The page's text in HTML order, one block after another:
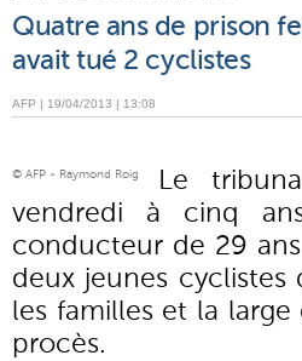
Quatre ans de prison
avait tué 2 cyclistes
AFP | 19/04/2013 | 13:08
© AFP - Raymond Roig
Le
vendredi à cinq
conducteur de 29
deux jeunes
les familles et la
procès.